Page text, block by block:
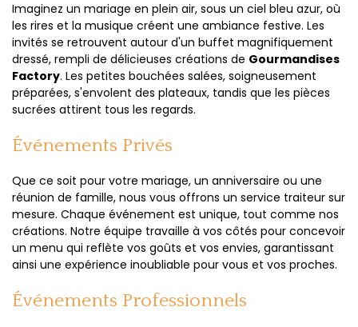
Imaginez un mariage en plein air, sous un ciel bleu azur, où
les rires et la musique créent une ambiance festive. Les
invités se retrouvent autour d'un buffet magnifiquement
dressé, rempli de délicieuses créations de Gourmandises
Factory. Les petites bouchées salées, soigneusement
préparées, s'envolent des plateaux, tandis que les pièces
sucrées attirent tous les regards.
Événements Privés
Que ce soit pour votre mariage, un anniversaire ou une
réunion de famille, nous vous offrons un service traiteur sur
mesure. Chaque événement est unique, tout comme nos
créations. Notre équipe travaille à vos côtés pour concevoir
un menu qui reflète vos goûts et vos envies, garantissant
ainsi une expérience inoubliable pour vous et vos proches.
Événements Professionnels